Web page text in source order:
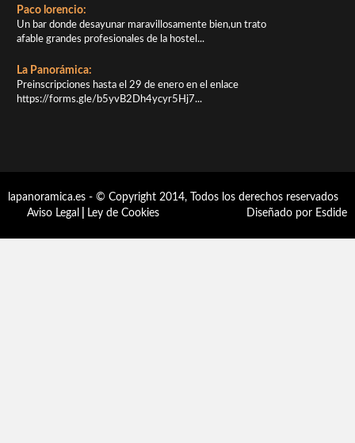
Paco lorencio:
Un bar donde desayunar maravillosamente bien,un trato
afable grandes profesionales de la hostel...
La Panorámica:
Preinscripciones hasta el 29 de enero en el enlace
https://forms.gle/b5yvB2Dh4ycyr5Hj7...
lapanoramica.es - © Copyright 2014, Todos los derechos reservados
Aviso Legal
Ley de Cookies Diseñado por Esdide